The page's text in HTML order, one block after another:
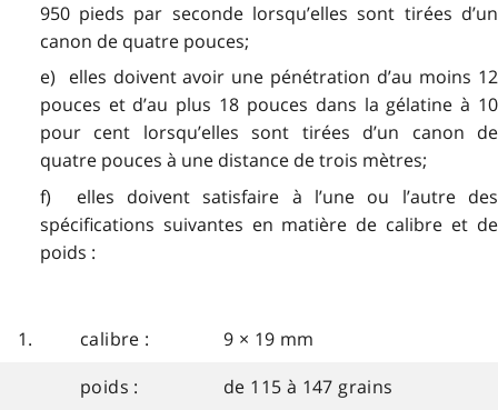
950 pieds par seconde lorsqu’elles sont tirées d’un
canon de quatre pouces;
e) elles doivent avoir une pénétration d’au moins 12
pouces et d’au plus 18 pouces dans la gélatine à 10
pour cent lorsqu’elles sont tirées d’un canon de
quatre pouces à une distance de trois mètres;
f) elles doivent satisfaire à l’une ou l’autre des
spécifications suivantes en matière de calibre et de
poids :
1. calibre :
9 × 19 mm
poids :
de 115 à 147 grains